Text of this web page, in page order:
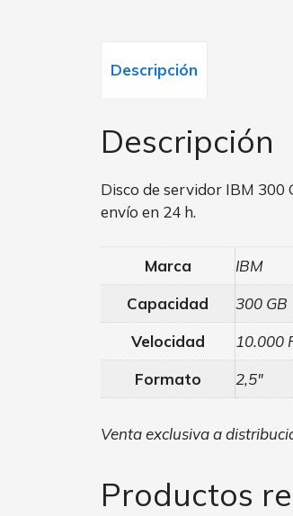
Descripción
Descripción
Disco de servidor IBM 300
envío en 24 h.
Marca
IBM
Capacidad
300 GB
Velocidad
10.000
Formato
2,5″
Venta exclusiva a
Productos